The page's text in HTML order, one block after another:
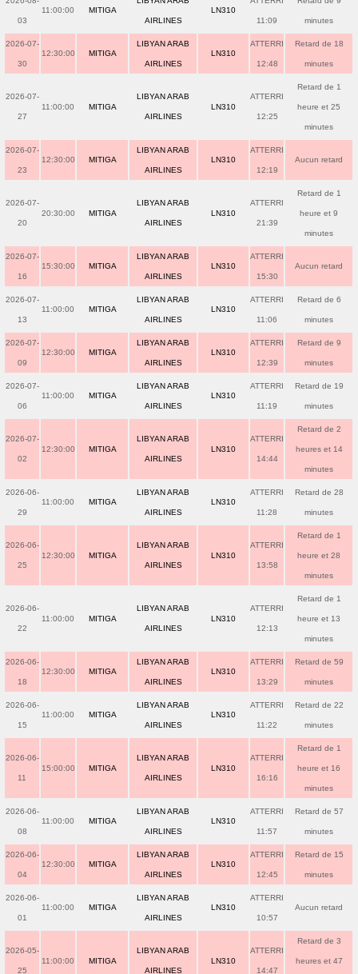
03
11:00:00 MITIGA
AIRLINES
LN310
11:09 minutes
2026-07-
30
12:30:00 MITIGA
LIBYAN ARAB
AIRLINES
LN310
ATTERRI
12:48
Retard de 18
minutes
2026-07-
27
11:00:00 MITIGA
LIBYAN ARAB
AIRLINES
LN310
ATTERRI
12:25
Retard de 1
heure et 25
minutes
2026-07-
23
12:30:00 MITIGA
LIBYAN ARAB
AIRLINES
LN310
ATTERRI
12:19
Aucun retard
2026-07-
20
20:30:00 MITIGA
LIBYAN ARAB
AIRLINES
LN310
ATTERRI
21:39
Retard de 1
heure et 9
minutes
2026-07-
16
15:30:00 MITIGA
LIBYAN ARAB
AIRLINES
LN310
ATTERRI
15:30
Aucun retard
2026-07-
13
11:00:00 MITIGA
LIBYAN ARAB
AIRLINES
LN310
ATTERRI
11:06
Retard de 6
minutes
2026-07-
09
12:30:00 MITIGA
LIBYAN ARAB
AIRLINES
LN310
ATTERRI
12:39
Retard de 9
minutes
2026-07-
06
11:00:00 MITIGA
LIBYAN ARAB
AIRLINES
LN310
ATTERRI
11:19
Retard de 19
minutes
2026-07-
02
12:30:00 MITIGA
LIBYAN ARAB
AIRLINES
LN310
ATTERRI
14:44
Retard de 2
heures et 14
minutes
2026-06-
29
11:00:00 MITIGA
LIBYAN ARAB
AIRLINES
LN310
ATTERRI
11:28
Retard de 28
minutes
2026-06-
25
12:30:00 MITIGA
LIBYAN ARAB
AIRLINES
LN310
ATTERRI
13:58
Retard de 1
heure et 28
minutes
2026-06-
22
11:00:00 MITIGA
LIBYAN ARAB
AIRLINES
LN310
ATTERRI
12:13
Retard de 1
heure et 13
minutes
2026-06-
18
12:30:00 MITIGA
LIBYAN ARAB
AIRLINES
LN310
ATTERRI
13:29
Retard de 59
minutes
2026-06-
15
11:00:00 MITIGA
LIBYAN ARAB
AIRLINES
LN310
ATTERRI
11:22
Retard de 22
minutes
2026-06-
11
15:00:00 MITIGA
LIBYAN ARAB
AIRLINES
LN310
ATTERRI
16:16
Retard de 1
heure et 16
minutes
2026-06-
08
11:00:00 MITIGA
LIBYAN ARAB
AIRLINES
LN310
ATTERRI
11:57
Retard de 57
minutes
2026-06-
04
12:30:00 MITIGA
LIBYAN ARAB
AIRLINES
LN310
ATTERRI
12:45
Retard de 15
minutes
2026-06-
01
11:00:00 MITIGA
LIBYAN ARAB
AIRLINES
LN310
ATTERRI
10:57
Aucun retard
2026-05-
25
11:00:00 MITIGA
LIBYAN ARAB
AIRLINES
LN310
ATTERRI
14:47
Retard de 3
heures et 47